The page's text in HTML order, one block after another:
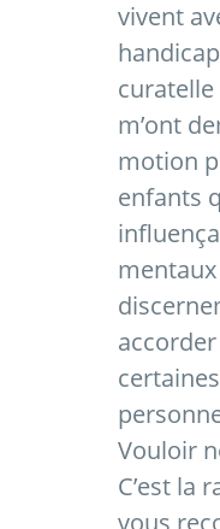
vivent
m’ont
motion
enfants
Vouloir
C’est la